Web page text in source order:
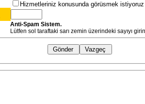
Hizmetleriniz konusunda görüsmek istiyoruz
Anti-Spam Sistem.
Lütfen sol taraftaki sarı zemin üzerindeki sayıyı